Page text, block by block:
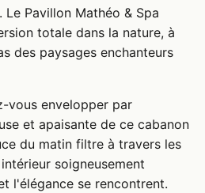
Pavillon Mathéo & Spa
totale dans la nature, à
des paysages enchanteurs
vous envelopper par
et apaisante de ce cabanon
du matin filtre à travers les
soigneusement
l'élégance se rencontrent.